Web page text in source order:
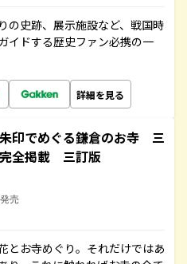
の史跡、展示施設など、戦国時
イドする歴史ファン必携の一
詳細を見る
印でめぐる鎌倉のお寺 三
全掲載 三訂版
売
とお寺めぐり。それだけではあ